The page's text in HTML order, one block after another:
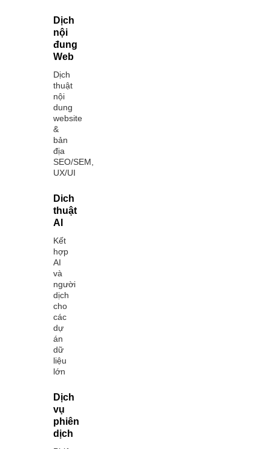
Dịch
nội
đung
Web
Dịch
thuật
nội
dung
website
&
bản
địa
SEO/SEM,
UX/UI
Dich
thuật
AI
Kết
hợp
AI
và
người
dịch
cho
các
dự
án
dữ
liệu
lớn
Dịch
vụ
phiên
dịch